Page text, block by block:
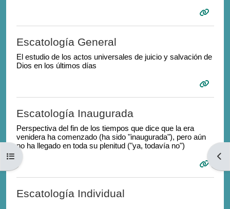
Open course index
Escatología General
El estudio de los actos universales de juicio y salvación de
Dios en los últimos días
Escatología Inaugurada
Perspectiva del fin de los tiempos que dice que la era
venidera ha comenzado (ha sido "inaugurada"), pero aún
no ha llegado en toda su plenitud("ya, todavía no")
Escatología Individual